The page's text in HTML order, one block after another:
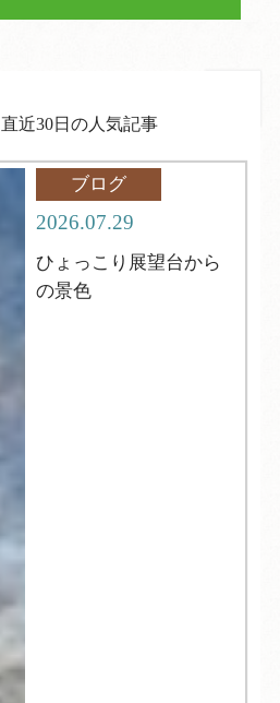
直近30日の人気記事
ブログ
2026.07.29
ひょっこり展望台から
の景色